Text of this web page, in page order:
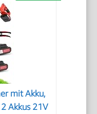
mit Akku,
Akkus 21V